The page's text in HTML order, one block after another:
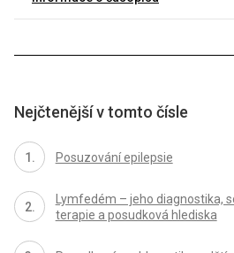
Nejčtenější v tomto čísle
Posuzování epilepsie
Lymfedém – jeho diagnostika,
terapie a posudková hlediska